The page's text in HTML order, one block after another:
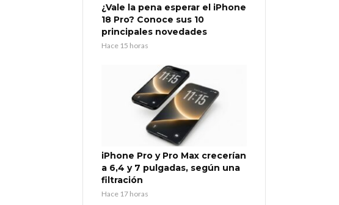
¿Vale la pena esperar el iPhone
18 Pro? Conoce sus 10
principales novedades
Hace 15 horas
iPhone Pro y Pro Max crecerían
a 6,4 y 7 pulgadas, según una
filtración
Hace 17 horas